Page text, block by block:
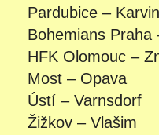
Pardubice –
Bohemians Praha
HFK Olomouc –
Most – Opava
Ústí – Varnsdorf
Žižkov – Vlašim